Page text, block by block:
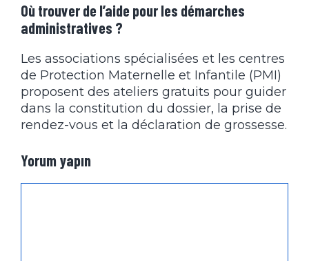
Où trouver de l’aide pour les démarches
administratives ?
Les associations spécialisées et les centres
de Protection Maternelle et Infantile (PMI)
proposent des ateliers gratuits pour guider
dans la constitution du dossier, la prise de
rendez-vous et la déclaration de grossesse.
Yorum yapın